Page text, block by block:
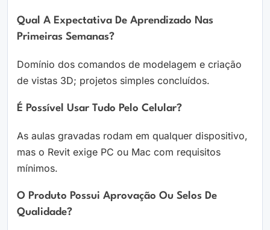
Qual A Expectativa De Aprendizado Nas
Primeiras Semanas?
Domínio dos comandos de modelagem e criação
de vistas 3D; projetos simples concluídos.
É Possível Usar Tudo Pelo Celular?
As aulas gravadas rodam em qualquer dispositivo,
mas o Revit exige PC ou Mac com requisitos
mínimos.
O Produto Possui Aprovação Ou Selos De
Qualidade?